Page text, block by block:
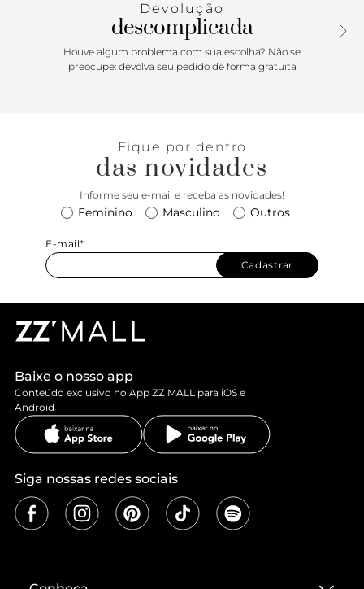
Devolução
descomplicada
Houve algum problema com sua escolha? Não se
preocupe: devolva seu pedido de forma gratuita
Fique por dentro
das novidades
Informe seu e-mail e receba as novidades!
Feminino Masculino Outros
E-mail*
Cadastrar
Baixe o nosso app
Conteúdo exclusivo no App ZZ MALL para iOS e
Android
Siga nossas redes sociais